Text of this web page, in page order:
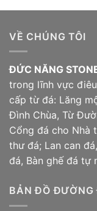
VỀ CHÚNG TÔI
ĐỨC NĂNG
trong lĩnh vực
cấp từ đá: Lăng
Đình Chùa, Từ
Cổng đá cho Nhà
thư đá; Lan can
đá, Bàn ghế đá tự
BẢN ĐỒ ĐƯỜNG